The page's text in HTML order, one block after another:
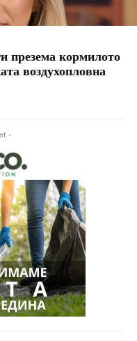
презема кормилото
воздухопловна
-